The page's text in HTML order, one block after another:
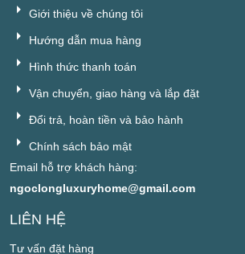
Giới thiệu về chúng tôi
Hướng dẫn mua hàng
Hình thức thanh toán
Vận chuyển, giao hàng và lắp đặt
Đổi trả, hoàn tiền và bảo hành
Chính sách bảo mật
Email hỗ trợ khách hàng:
ngoclongluxuryhome@gmail.com
LIÊN HỆ
Tư vấn đặt hàng